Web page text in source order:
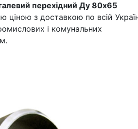
перехідний Ду 80х65
ціною з доставкою по всій
і комунальних